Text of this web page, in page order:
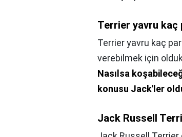
Terrier yavru kaç
Terrier yavru kaç
verebilmek için
Nasılsa
konusu Jack'ler
Jack Russell